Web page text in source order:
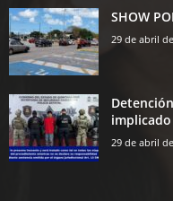
SHOW
29 de abril
29 de abril